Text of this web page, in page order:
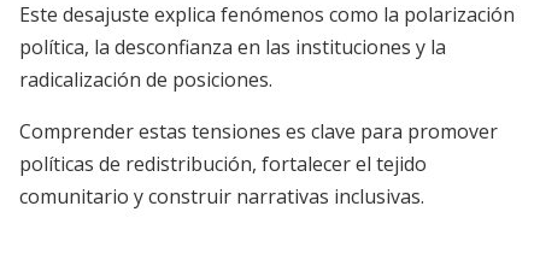
Este desajuste explica fenómenos como la polarización
política, la desconfianza en las instituciones y la
radicalización de posiciones.
Comprender estas tensiones es clave para promover
políticas de redistribución, fortalecer el tejido
comunitario y construir narrativas inclusivas.